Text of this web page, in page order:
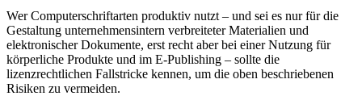
Wer Computerschriftarten produktiv nutzt – und sei es nur für die
Gestaltung unternehmensintern verbreiteter Materialien und
elektronischer Dokumente, erst recht aber bei einer Nutzung für
körperliche Produkte und im E-Publishing – sollte die
lizenzrechtlichen Fallstricke kennen, um die oben beschriebenen
Risiken zu vermeiden.